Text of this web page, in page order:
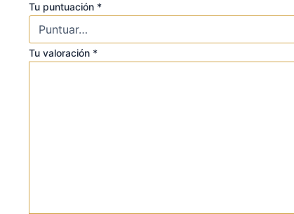
Tu puntuación *
Tu valoración *